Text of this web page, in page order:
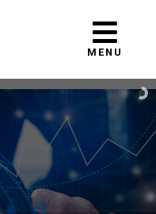
MENU